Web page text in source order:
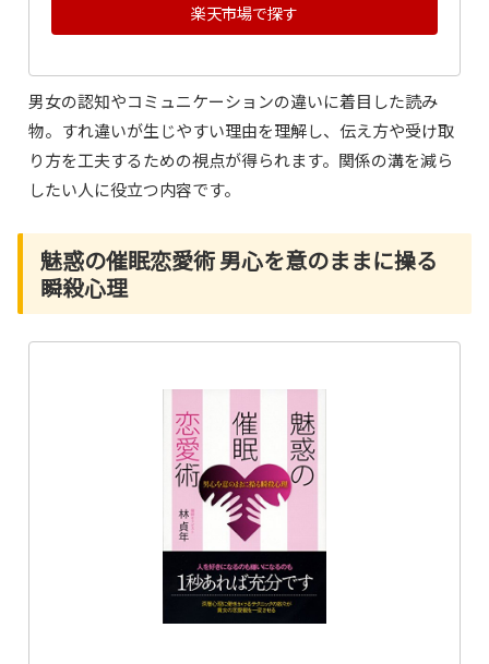
楽天市場で探す
男女の認知やコミュニケーションの違いに着目した読み
物。すれ違いが生じやすい理由を理解し、伝え方や受け取
り方を工夫するための視点が得られます。関係の溝を減ら
したい人に役立つ内容です。
魅惑の催眠恋愛術 男心を意のままに操る
瞬殺心理